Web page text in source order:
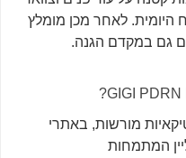
היומית. לאחר מכן מומלץ
גם במקדם הגנה.
מורשות, באתרי
המתמחות